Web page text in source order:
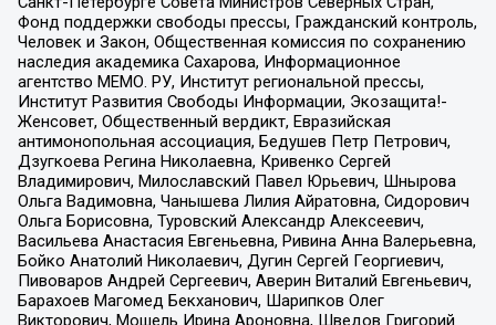
Фонд поддержки свободы прессы, Гражданский контроль,
Человек и Закон, Общественная комиссия по сохранению
наследия академика Сахарова, Информационное
агентство МЕМО. РУ, Институт региональной прессы,
Институт Развития Свободы Информации, Экозащита!-
Женсовет, Общественный вердикт, Евразийская
антимонопольная ассоциация, Бедушев Петр Петрович,
Дзугкоева Регина Николаевна, Кривенко Сергей
Владимирович, Милославский Павел Юрьевич, Шнырова
Ольга Вадимовна, Чанышева Лилия Айратовна, Сидорович
Ольга Борисовна, Туровский Александр Алексеевич,
Васильева Анастасия Евгеньевна, Ривина Анна Валерьевна,
Бойко Анатолий Николаевич, Дугин Сергей Георгиевич,
Пивоваров Андрей Сергеевич, Аверин Виталий Евгеньевич,
Барахоев Магомед Бекханович, Шарипков Олег
Викторович, Мошель Ирина Ароновна, Шведов Григорий